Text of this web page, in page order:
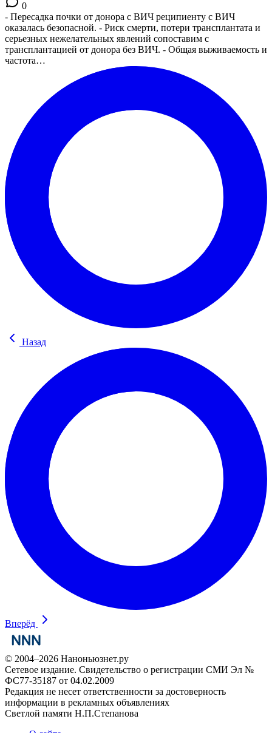
0
- Пересадка почки от донора с ВИЧ реципиенту с ВИЧ
оказалась безопасной. - Риск смерти, потери трансплантата и
серьезных нежелательных явлений сопоставим с
трансплантацией от донора без ВИЧ. - Общая выживаемость и
частота…
Назад
Вперёд
© 2004–2026 Наноньюзнет.ру
Сетевое издание. Свидетельство о регистрации СМИ Эл №
ФС77-35187 от 04.02.2009
Редакция не несет ответственности за достоверность
информации в рекламных объявлениях
Светлой памяти Н.П.Степанова